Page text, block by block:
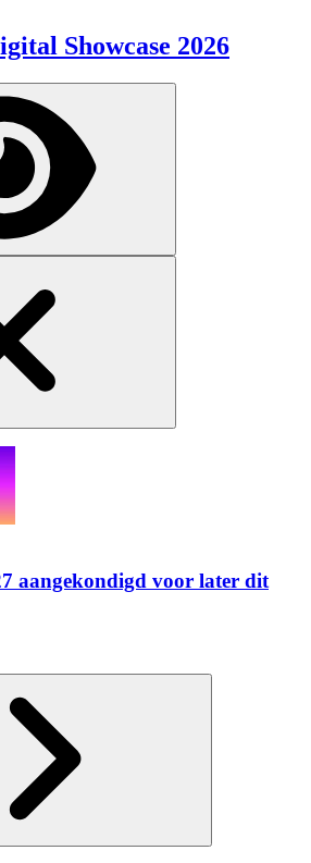
Showcase 2026
aangekondigd voor later dit